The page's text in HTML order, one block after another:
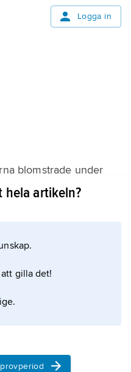
Logga in
blomstrade under
Sydamerikas äldre
exemplet på
ingången till ett
hela artikeln?
gilla det!